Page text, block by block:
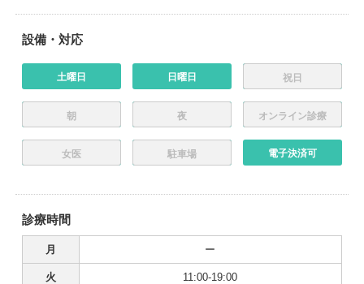
設備・対応
土曜日 日曜日 祝日
朝 夜 オンライン診療
女医 駐車場 電子決済可
診療時間
月 ー
火 11:00-19:00